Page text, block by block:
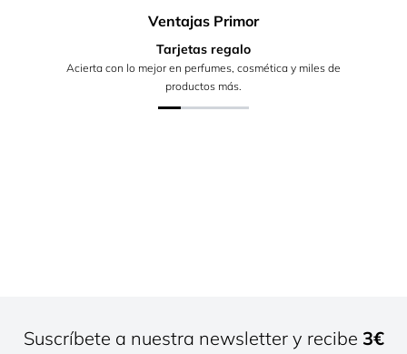
Ventajas Primor
Tarjetas regalo
Acierta con lo mejor en perfumes, cosmética y miles de
productos más.
Suscríbete a nuestra newsletter y recibe 3€